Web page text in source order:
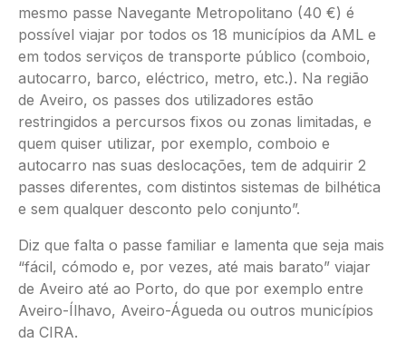
mesmo passe Navegante Metropolitano (40 €) é
possível viajar por todos os 18 municípios da AML e
em todos serviços de transporte público (comboio,
autocarro, barco, eléctrico, metro, etc.). Na região
de Aveiro, os passes dos utilizadores estão
restringidos a percursos fixos ou zonas limitadas, e
quem quiser utilizar, por exemplo, comboio e
autocarro nas suas deslocações, tem de adquirir 2
passes diferentes, com distintos sistemas de bilhética
e sem qualquer desconto pelo conjunto”.
Diz que falta o passe familiar e lamenta que seja mais
“fácil, cómodo e, por vezes, até mais barato” viajar
de Aveiro até ao Porto, do que por exemplo entre
Aveiro-Ílhavo, Aveiro-Águeda ou outros municípios
da CIRA.